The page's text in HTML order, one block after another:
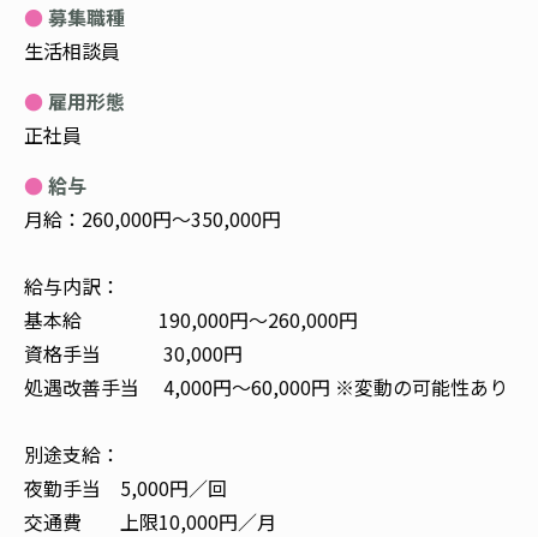
募集職種
生活相談員
雇用形態
正社員
給与
月給：260,000円～350,000円
給与内訳：
基本給 190,000円〜260,000円
資格手当 30,000円
処遇改善手当 4,000円〜60,000円 ※変動の可能性あり
別途支給：
夜勤手当 5,000円／回
交通費 上限10,000円／月